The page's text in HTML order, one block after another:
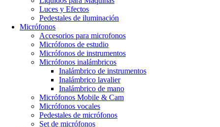
Luces y Efectos
Pedestales de iluminación
Micrófonos
Accesorios para microfonos
Micrófonos de estudio
Micrófonos de instrumentos
Micrófonos inalámbricos
Inalámbrico de instrumentos
Inalámbrico lavalier
Inalámbrico de mano
Micrófonos Mobile & Cam
Micrófonos vocales
Pedestales de micrófonos
Set de micrófonos